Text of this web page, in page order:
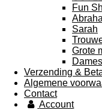
Fun
Sarah
Grote
Dames
Verzending &
Algemene
Contact
Account